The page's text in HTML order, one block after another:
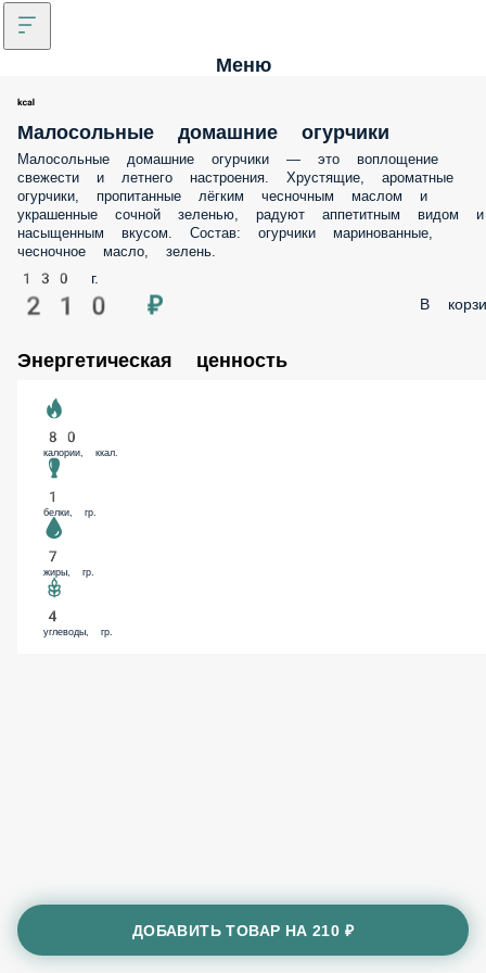
Меню
Малосольные домашние огурчики
Малосольные домашние огурчики — это воплощение
свежести и летнего настроения. Хрустящие, ароматные
огурчики, пропитанные лёгким чесночным маслом и
украшенные сочной зеленью, радуют аппетитным видом и
насыщенным вкусом. Состав: огурчики маринованные,
чесночное масло, зелень.
130 г.
210 ₽ В
Энергетическая ценность
80
калории, ккал.
1
белки, гр.
7
жиры, гр.
4
углеводы, гр.
ДОБАВИТЬ ТОВАР НА210 ₽